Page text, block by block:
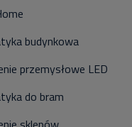
budynkowa
przemysłowe LED
do bram